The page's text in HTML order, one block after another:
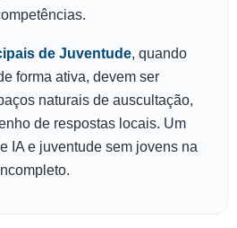
de Juventude, quando
forma ativa, devem ser
naturais de auscultação,
de respostas locais. Um
IA e juventude sem jovens na